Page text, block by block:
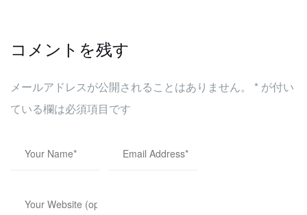
コメントを残す
メールアドレスが公開されることはありません。 * が付い
ている欄は必須項目です